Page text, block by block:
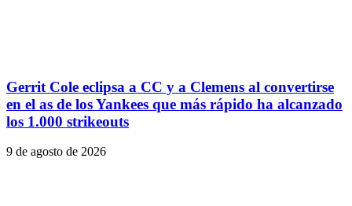
Gerrit Cole eclipsa a CC y a Clemens al convertirse
en el as de los Yankees que más rápido ha alcanzado
los 1.000 strikeouts
9 de agosto de 2026